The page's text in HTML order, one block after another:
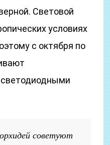
Световой
условиях
с октября по
советуют